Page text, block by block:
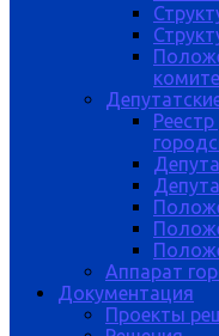
Аппарат
Документация
Проекты